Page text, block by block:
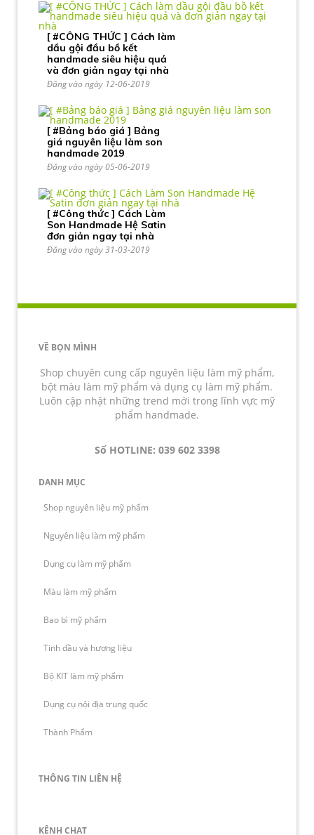
[ #CÔNG THỨC ] Cách làm
dầu gội đầu bồ kết
handmade siêu hiệu quả
và đơn giản ngay tại nhà
Đăng vào ngày 12-06-2019
[ #Bảng báo giá ] Bảng
giá nguyên liệu làm son
handmade 2019
Đăng vào ngày 05-06-2019
[ #Công thức ] Cách Làm
Son Handmade Hệ Satin
đơn giản ngay tại nhà
Đăng vào ngày 31-03-2019
VỀ BỌN MÌNH
Shop chuyên cung cấp nguyên liệu làm mỹ phẩm,
bột màu làm mỹ phẩm và dụng cụ làm mỹ phẩm.
Luôn cập nhật những trend mới trong lĩnh vực mỹ
phẩm handmade.
Số HOTLINE: 039 602 3398
DANH MỤC
Shop nguyên liệu mỹ phẩm
Nguyên liệu làm mỹ phẩm
Dụng cụ làm mỹ phẩm
Màu làm mỹ phẩm
Bao bì mỹ phẩm
Tinh dầu và hương liệu
Bộ KIT làm mỹ phẩm
Dụng cụ nội địa trung quốc
Thành Phẩm
THÔNG TIN LIÊN HỆ
KÊNH CHAT